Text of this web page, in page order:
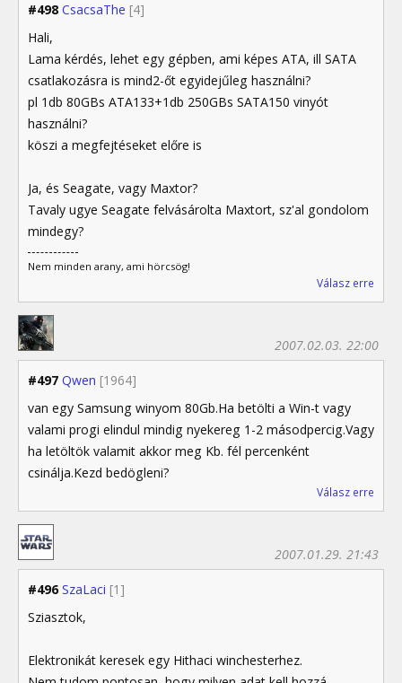
#498 CsacsaThe [4]
Hali,
Lama kérdés, lehet egy gépben, ami képes ATA, ill SATA
csatlakozásra is mind2-őt egyidejűleg használni?
pl 1db 80GBs ATA133+1db 250GBs SATA150 vinyót
használni?
köszi a megfejtéseket előre is
Ja, és Seagate, vagy Maxtor?
Tavaly ugye Seagate felvásárolta Maxtort, sz'al gondolom
mindegy?
Nem minden arany, ami hörcsög!
Válasz erre
#497 Qwen [1964]
2007.02.03. 22:00
van egy Samsung winyom 80Gb.Ha betölti a Win-t vagy
valami progi elindul mindig nyekereg 1-2 másodpercig.Vagy
ha letöltök valamit akkor meg Kb. fél percenként
csinálja.Kezd bedögleni?
Válasz erre
#496 SzaLaci [1]
2007.01.29. 21:43
Sziasztok,
Elektronikát keresek egy Hithaci winchesterhez.